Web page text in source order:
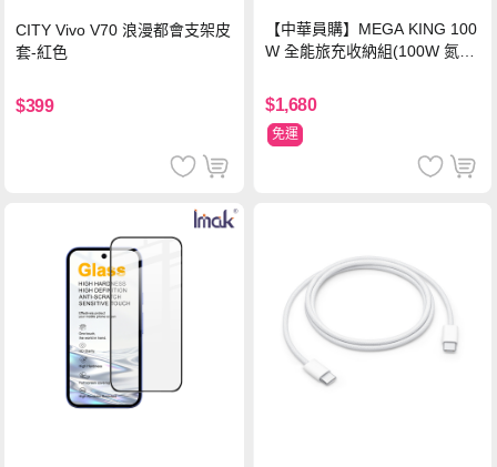
CITY Vivo V70 浪漫都會支架皮
套-紅色
$399
【中華員購】MEGA KING 100
W 全能旅充收納組(100W 氮化
萬國轉接器)
$1,680
免運